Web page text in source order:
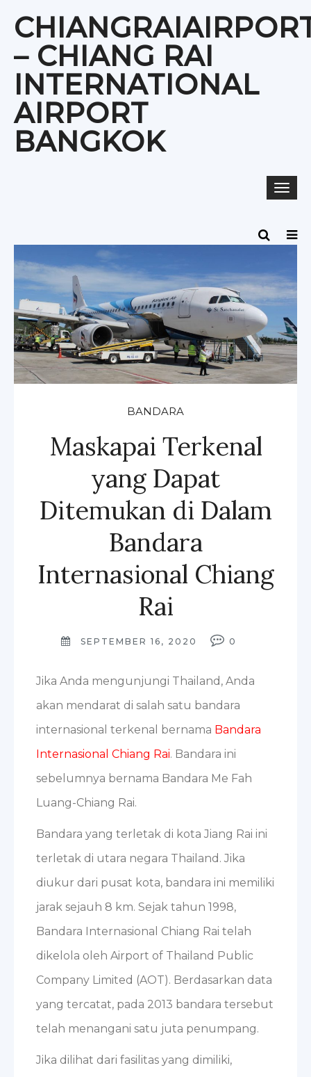
content
– CHIANG RAI
INTERNATIONAL
AIRPORT
BANGKOK
BANDARA
Maskapai Terkenal
yang Dapat
Ditemukan di Dalam
Bandara
Internasional Chiang
Rai
SEPTEMBER 16, 2020 0
Jika Anda mengunjungi Thailand, Anda
akan mendarat di salah satu bandara
internasional terkenal bernama Bandara
Internasional Chiang Rai. Bandara ini
sebelumnya bernama Bandara Me Fah
Luang-Chiang Rai.
Bandara yang terletak di kota Jiang Rai ini
terletak di utara negara Thailand. Jika
diukur dari pusat kota, bandara ini memiliki
jarak sejauh 8 km. Sejak tahun 1998,
Bandara Internasional Chiang Rai telah
dikelola oleh Airport of Thailand Public
Company Limited (AOT). Berdasarkan data
yang tercatat, pada 2013 bandara tersebut
telah menangani satu juta penumpang.
Jika dilihat dari fasilitas yang dimiliki,